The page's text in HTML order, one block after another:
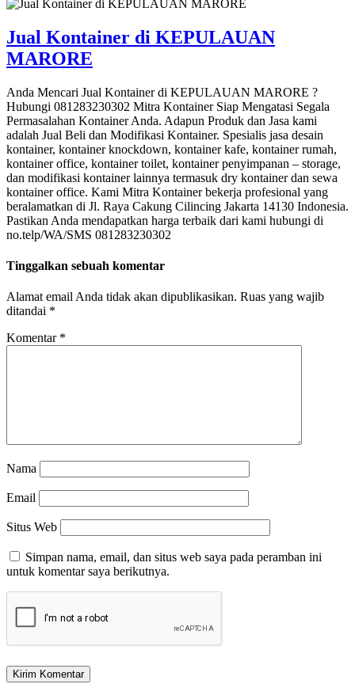
Jual Kontainer di KEPULAUAN
MARORE
Anda Mencari Jual Kontainer di KEPULAUAN MARORE ?
Hubungi 081283230302 Mitra Kontainer Siap Mengatasi Segala
Permasalahan Kontainer Anda. Adapun Produk dan Jasa kami
adalah Jual Beli dan Modifikasi Kontainer. Spesialis jasa desain
kontainer, kontainer knockdown, kontainer kafe, kontainer rumah,
kontainer office, kontainer toilet, kontainer penyimpanan – storage,
dan modifikasi kontainer lainnya termasuk dry kontainer dan sewa
kontainer office. Kami Mitra Kontainer bekerja profesional yang
beralamatkan di Jl. Raya Cakung Cilincing Jakarta 14130 Indonesia.
Pastikan Anda mendapatkan harga terbaik dari kami hubungi di
no.telp/WA/SMS 081283230302
Tinggalkan sebuah komentar
Alamat email Anda tidak akan dipublikasikan. Ruas yang wajib
ditandai *
Komentar *
Nama
Email
Situs Web
Simpan nama, email, dan situs web saya pada peramban ini
untuk komentar saya berikutnya.